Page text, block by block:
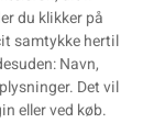
du klikker på
samtykke hertil
Navn,
Det vil
eller ved køb.